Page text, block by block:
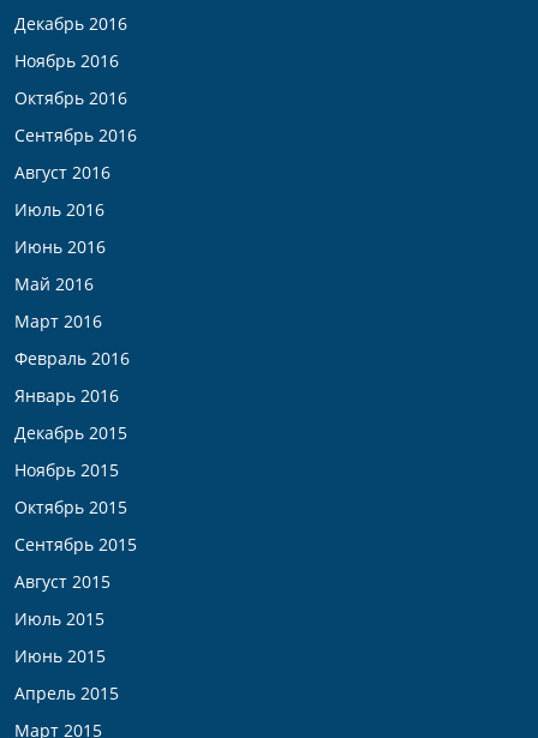
Декабрь 2016
Ноябрь 2016
Октябрь 2016
Сентябрь 2016
Август 2016
Июль 2016
Июнь 2016
Май 2016
Март 2016
Февраль 2016
Январь 2016
Декабрь 2015
Ноябрь 2015
Октябрь 2015
Сентябрь 2015
Август 2015
Июль 2015
Июнь 2015
Апрель 2015
Март 2015